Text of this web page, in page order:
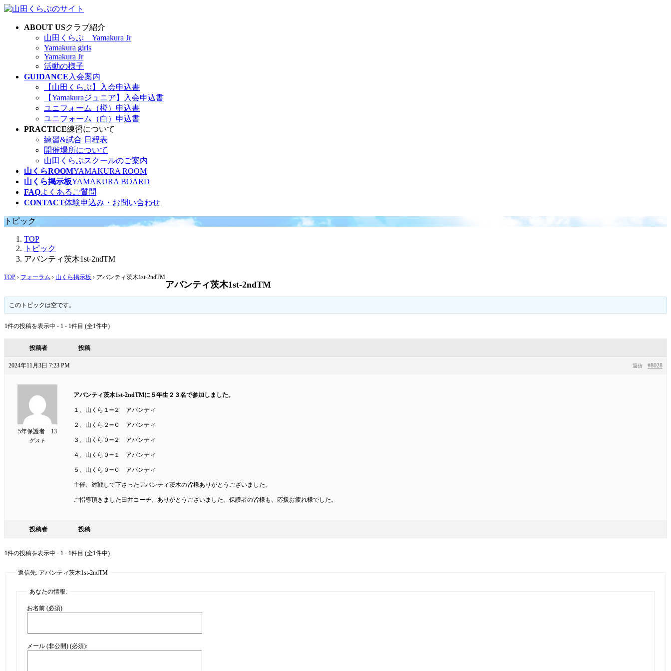
コ
ナ
ABOUT USクラブ紹介
山田くらぶ Yamakura Jr
Yamakura girls
Yamakura Jr
活動の様子
GUIDANCE 入会案内
【山田くらぶ】入会申込書
【Yamakuraジュニア】入会申込書
ユニフォーム（橙）申込書
ユニフォーム（白）申込書
PRACTICE練習について
練習&試合 日程表
開催場所について
山田くらぶスクールのご案内
山くらROOMYAMAKURA ROOM
山くら掲示板YAMAKURA BOARD
FAQよくあるご質問
CONTACT体験申込み・お問い合わせ
トピック
TOP
トピック
アバンティ茨木1st-2ndTM
TOP › フォーラム › 山くら掲示板 › アバンティ茨木1st-2ndTM
アバンティ茨木1st-2ndTM
このトピックは空です。
1件の投稿を表示中 - 1 - 1件目 (全1件中)
投稿者 投稿
2024年11月3日 7:23 PM #8028
返信
5年保護者 13
ゲスト
アバンティ茨木1st-2ndTMに５年生２３名で参加しました。
１、山くら１➖２ アバンティ
２、山くら２➖０ アバンティ
３、山くら０➖２ アバンティ
４、山くら０➖１ アバンティ
５、山くら０➖０ アバンティ
主催、対戦して下さったアバンティ茨木の皆様ありがとうございました。
ご指導頂きました田井コーチ、ありがとうございました。保護者の皆様も、応援お疲れ様でした。
投稿者 投稿
1件の投稿を表示中 - 1 - 1件目 (全1件中)
返信先: アバンティ茨木1st-2ndTM
あなたの情報:
お名前 (必須)
メール (非公開) (必須):